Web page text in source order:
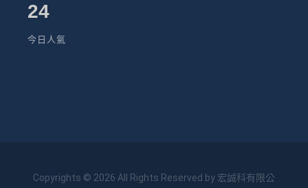
24
今日人氣
Copyrights © 2026 All Rights Reserved by 宏誠科有限公